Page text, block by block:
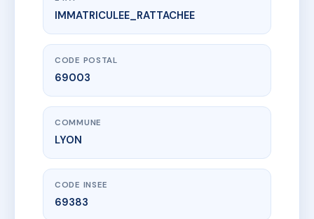
www.vme.plus/AA9254129
9 AVENUE DU CHATEAU
9 av du chateau
IMMATRICULEE_RATTACHEE
CODE POSTAL
69003
COMMUNE
LYON
CODE INSEE
69383